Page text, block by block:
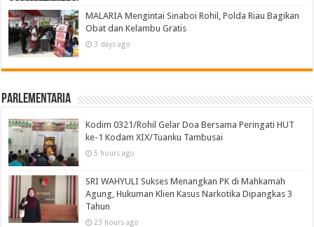
MALARIA Mengintai Sinaboi Rohil, Polda Riau Bagikan
Obat dan Kelambu Gratis
3 days ago
Parlementaria
Kodim 0321/Rohil Gelar Doa Bersama Peringati HUT
ke-1 Kodam XIX/Tuanku Tambusai
5 hours ago
SRI WAHYULI Sukses Menangkan PK di Mahkamah
Agung, Hukuman Klien Kasus Narkotika Dipangkas 3
Tahun
23 hours ago